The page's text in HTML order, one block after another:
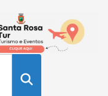
no